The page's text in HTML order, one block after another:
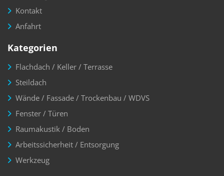
Kontakt
Anfahrt
Kategorien
Flachdach / Keller / Terrasse
Steildach
Wände / Fassade / Trockenbau / WDVS
Fenster / Türen
Raumakustik / Boden
Arbeitssicherheit / Entsorgung
Werkzeug